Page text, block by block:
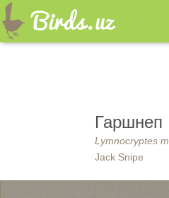
Гаршнеп
Lymnocryptes
Jack Snipe